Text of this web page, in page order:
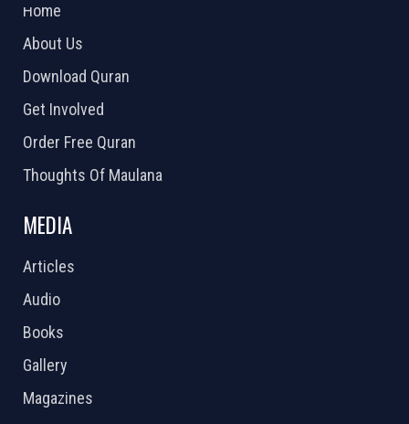
Home
About Us
Download Quran
Get Involved
Order Free Quran
Thoughts Of Maulana
MEDIA
Articles
Audio
Books
Gallery
Magazines